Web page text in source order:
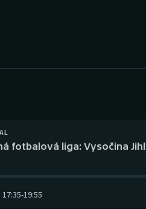
Plážový
fotbalová liga: Vysočina
17:35-19:55